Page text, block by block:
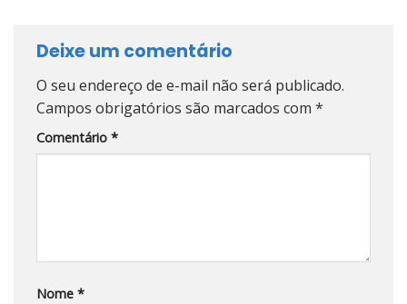
Deixe um comentário
O seu endereço de e-mail não será publicado.
Campos obrigatórios são marcados com *
Comentário *
Nome *